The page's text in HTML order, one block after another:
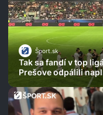
Šport.sk
Tak sa fandí v top
Prešove odpálili